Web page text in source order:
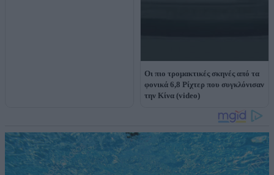
Οι πιο τρομακτικές σκηνές από τα
φονικά 6,8 Ρίχτερ που συγκλόνισαν
την Κίνα (video)